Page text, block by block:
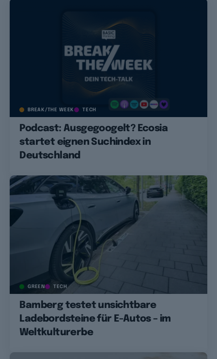
BREAK/THE WEEK TECH
Podcast: Ausgegoogelt? Ecosia
startet eignen Suchindex in
Deutschland
GREEN TECH
Bamberg testet unsichtbare
Ladebordsteine für E-Autos – im
Weltkulturerbe